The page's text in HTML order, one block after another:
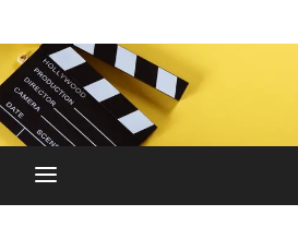
to
contentCine Geek